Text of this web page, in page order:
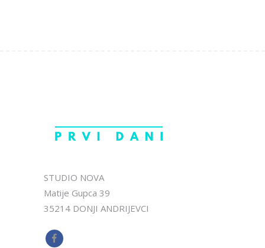
STUDIO NOVA
Matije Gupca 39
35214 DONJI ANDRIJEVCI